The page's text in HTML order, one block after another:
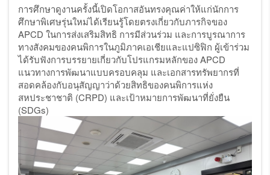
การศึกษาดูงานครั้งนี้เปิดโอกาสอันทรงคุณค่าให้แก่นักการ
ศึกษาพิเศษรุ่นใหม่ได้เรียนรู้โดยตรงเกี่ยวกับภารกิจของ
APCD ในการส่งเสริมสิทธิ การมีส่วนร่วม และการบูรณาการ
ทางสังคมของคนพิการในภูมิภาคเอเชียและแปซิฟิก ผู้เข้าร่วม
ได้รับฟังการบรรยายเกี่ยวกับโปรแกรมหลักของAPCD
แนวทางการพัฒนาแบบครอบคลุม และเอกสารทรัพยากรที่
สอดคล้องกับอนุสัญญาว่าด้วยสิทธิของคนพิการแห่ง
สหประชาชาติ (CRPD) และเป้าหมายการพัฒนาที่ยั่งยืน
(SDGs)